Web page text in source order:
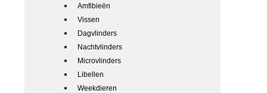
Amfibieën
Vissen
Dagvlinders
Nachtvlinders
Microvlinders
Libellen
Weekdieren